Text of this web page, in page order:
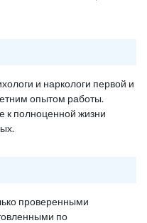
и наркологи первой и
опытом работы.
к полноценной жизни
проверенными
по